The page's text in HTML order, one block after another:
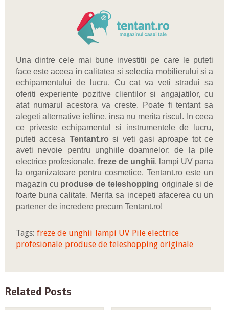
Una dintre cele mai bune investitii pe care le puteti
face este aceea in calitatea si selectia mobilierului si a
echipamentului de lucru. Cu cat va veti stradui sa
oferiti experiente pozitive clientilor si angajatilor, cu
atat numarul acestora va creste. Poate fi tentant sa
alegeti alternative ieftine, insa nu merita riscul. In ceea
ce priveste echipamentul si instrumentele de lucru,
puteti accesa Tentant.rosi veti gasi aproape tot ce
aveti nevoie pentru unghiile doamnelor: de la pile
electrice profesionale, freze de unghii, lampi UV pana
la organizatoare pentru cosmetice. Tentant.ro este un
magazin cu produse de teleshopping originale si de
foarte buna calitate. Merita sa incepeti afacerea cu un
partener de incredere precum Tentant.ro!
Tags: freze de unghii lampi UV Pile electrice
profesionale produse de teleshopping originale
Related Posts